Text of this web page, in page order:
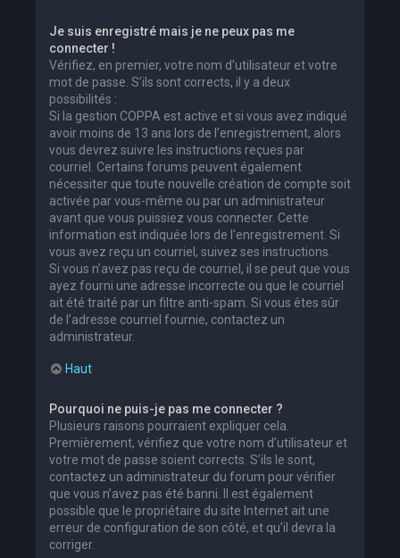
Je suis enregistré mais je ne peux pas me
connecter !
Vérifiez, en premier, votre nom d’utilisateur et votre
mot de passe. S’ils sont corrects, il y a deux
possibilités :
Si la gestion COPPA est active et si vous avez indiqué
avoir moins de 13 ans lors de l’enregistrement, alors
vous devrez suivre les instructions reçues par
courriel. Certains forums peuvent également
nécessiter que toute nouvelle création de compte soit
activée par vous-même ou par un administrateur
avant que vous puissiez vous connecter. Cette
information est indiquée lors de l’enregistrement. Si
vous avez reçu un courriel, suivez ses instructions.
Si vous n’avez pas reçu de courriel, il se peut que vous
ayez fourni une adresse incorrecte ou que le courriel
ait été traité par un filtre anti-spam. Si vous êtes sûr
de l’adresse courriel fournie, contactez un
administrateur.
Haut
Pourquoi ne puis-je pas me connecter ?
Plusieurs raisons pourraient expliquer cela.
Premièrement, vérifiez que votre nom d’utilisateur et
votre mot de passe soient corrects. S’ils le sont,
contactez un administrateur du forum pour vérifier
que vous n’avez pas été banni. Il est également
possible que le propriétaire du site Internet ait une
erreur de configuration de son côté, et qu’il devra la
corriger.